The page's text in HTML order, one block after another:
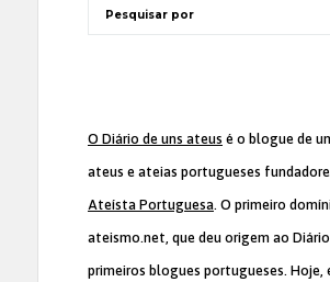
O Diário de uns ateus é o blogue de
ateus e ateias portugueses
Ateísta Portuguesa. O primeiro
ateismo.net, que deu origem ao
primeiros blogues portugueses. Hoje,